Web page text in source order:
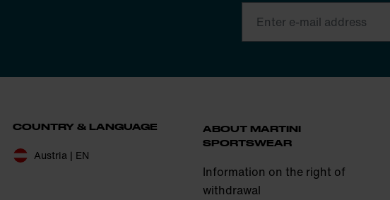
COUNTRY & LANGUAGE
Austria | EN
ABOUT MARTINI
SPORTSWEAR
Information on the right of
withdrawal